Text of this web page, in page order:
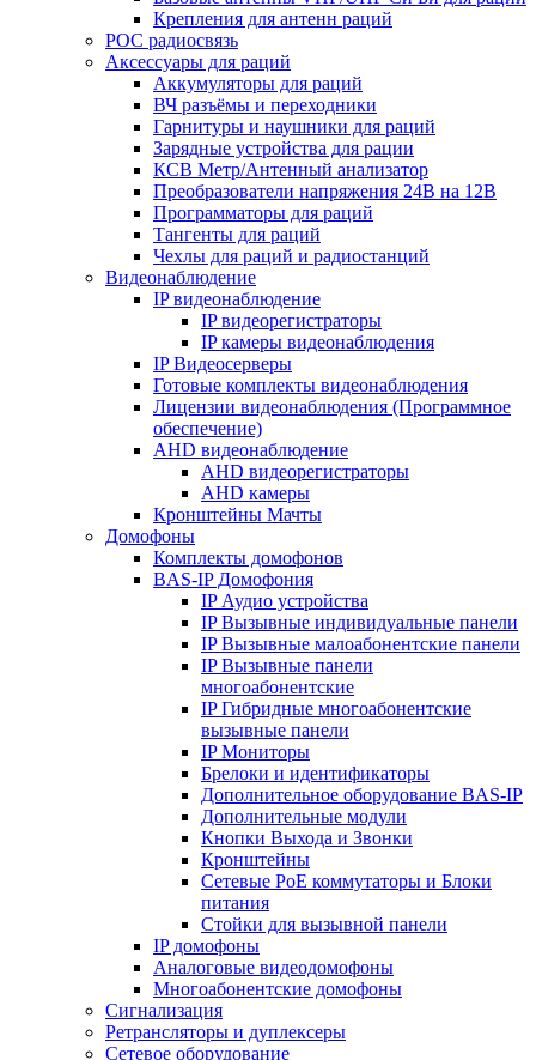
Крепления для антенн раций
POC радиосвязь
Аксессуары для раций
Аккумуляторы для раций
ВЧ разъёмы и переходники
Гарнитуры и наушники для раций
Зарядные устройства для рации
КСВ Метр/Антенный анализатор
Преобразователи напряжения 24В на 12В
Программаторы для раций
Тангенты для раций
Чехлы для раций и радиостанций
Видеонаблюдение
IP видеонаблюдение
IP видеорегистраторы
IP камеры видеонаблюдения
IP Видеосерверы
Готовые комплекты видеонаблюдения
Лицензии видеонаблюдения (Программное
обеспечение)
AHD видеонаблюдение
AHD видеорегистраторы
AHD камеры
Кронштейны Мачты
Домофоны
Комплекты домофонов
BAS-IP Домофония
IP Аудио устройства
IP Вызывные индивидуальные панели
IP Вызывные малоабонентские панели
IP Вызывные панели
многоабонентские
IP Гибридные многоабонентские
вызывные панели
IP Мониторы
Брелоки и идентификаторы
Дополнительное оборудование BAS-IP
Дополнительные модули
Кнопки Выхода и Звонки
Кронштейны
Сетевые PoE коммутаторы и Блоки
питания
Стойки для вызывной панели
IP домофоны
Аналоговые видеодомофоны
Многоабонентские домофоны
Сигнализация
Ретрансляторы и дуплексеры
Сетевое оборудование